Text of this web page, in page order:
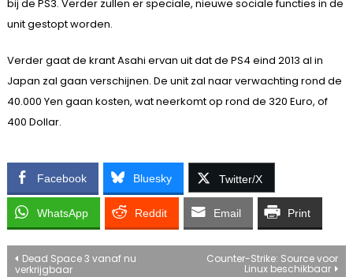
bij de PS3. Verder zullen er speciale, nieuwe sociale functies in de
unit gestopt worden.
Verder gaat de krant Asahi ervan uit dat de PS4 eind 2013 al in
Japan zal gaan verschijnen. De unit zal naar verwachting rond de
40.000 Yen gaan kosten, wat neerkomt op rond de 320 Euro, of
400 Dollar.
Facebook Bluesky Twitter/X
WhatsApp Reddit Email Print
Bericht
Dead Space 3 vanaf nu
verkrijgbaar
Counter-Strike: Source voor
Linux beschikbaar